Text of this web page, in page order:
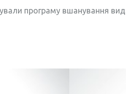
програму вшанування